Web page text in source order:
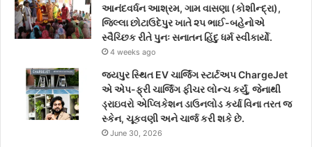
આનંદવર્ધન આશ્રમ, ગામ વાસણા (કોશીન્દ્રા),
જિલ્લા છોટાઉદેપુર ખાતે ૨૫ ભાઈ-બહેનોએ
સ્વૈચ્છિક રીતે પુનઃ સનાતન હિંદુ ધર્મ સ્વીકાર્યો.
4 weeks ago
જયપુર સ્થિત EV ચાર્જિંગ સ્ટાર્ટઅપ ChargeJet
એ એપ-ફ્રી ચાર્જિંગ ફીચર લોન્ચ કર્યું, જેનાથી
ડ્રાઇવરો એપ્લિકેશન ડાઉનલોડ કર્યા વિના તરત જ
સ્કેન, ચૂકવણી અને ચાર્જ કરી શકે છે.
June 30, 2026